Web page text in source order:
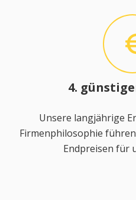
4.
Unsere langjährige
Firmenphilosophie
Endpreisen für